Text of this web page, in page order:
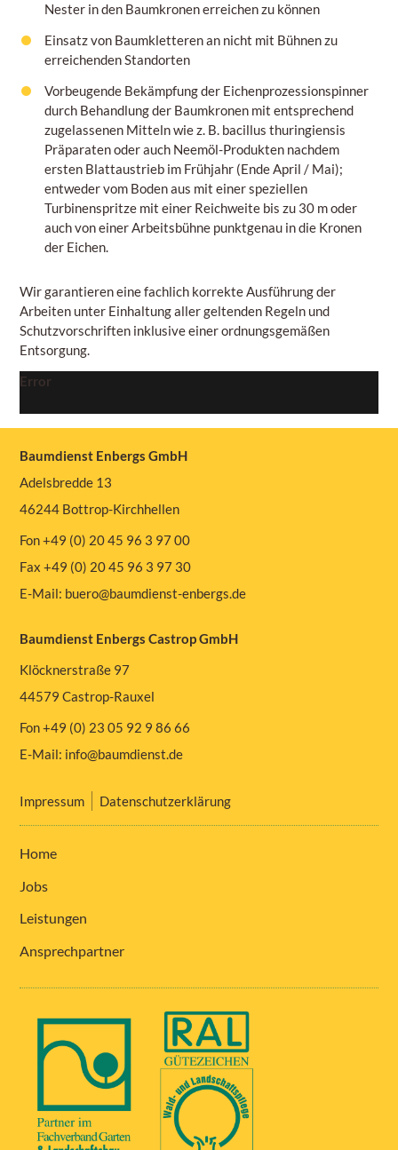
Nester in den Baumkronen erreichen zu können
Einsatz von Baumkletteren an nicht mit Bühnen zu
erreichenden Standorten
Vorbeugende Bekämpfung der Eichenprozessionspinner
durch Behandlung der Baumkronen mit entsprechend
zugelassenen Mitteln wie z. B. bacillus thuringiensis
Präparaten oder auch Neemöl-Produkten nachdem
ersten Blattaustrieb im Frühjahr (Ende April / Mai);
entweder vom Boden aus mit einer speziellen
Turbinenspritze mit einer Reichweite bis zu 30 m oder
auch von einer Arbeitsbühne punktgenau in die Kronen
der Eichen.
Wir garantieren eine fachlich korrekte Ausführung der
Arbeiten unter Einhaltung aller geltenden Regeln und
Schutzvorschriften inklusive einer ordnungsgemäßen
Entsorgung.
Error
Baumdienst Enbergs GmbH
Adelsbredde 13
46244 Bottrop-Kirchhellen
Fon +49 (0) 20 45 96 3 97 00
Fax +49 (0) 20 45 96 3 97 30
E-Mail: buero@baumdienst-enbergs.de
Baumdienst Enbergs Castrop GmbH
Klöcknerstraße 97
44579 Castrop-Rauxel
Fon +49 (0) 23 05 92 9 86 66
E-Mail: info@baumdienst.de
Impressum Datenschutzerklärung
Home
Jobs
Leistungen
Ansprechpartner